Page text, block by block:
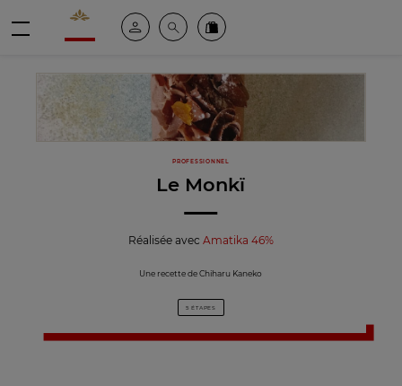
Valrhona - Imaginons le meilleur du chocolat
Espace clientRechercheCommandez en ligne
PROFESSIONNEL
Le Monkï
Réalisée avec Amatika 46%
Une recette de Chiharu Kaneko
5 ÉTAPES